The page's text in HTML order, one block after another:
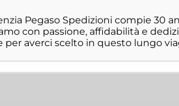
Pegaso Spedizioni compie 30
con passione, affidabilità e
per averci scelto in questo lungo